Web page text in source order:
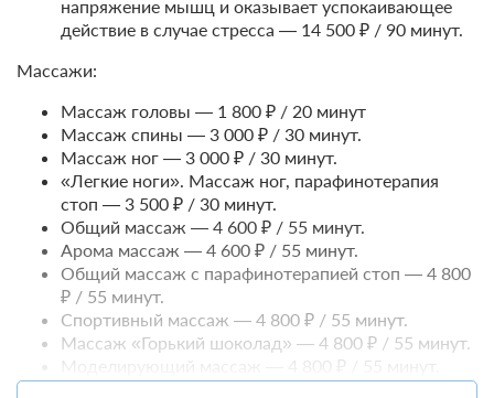
2 гостя
Моментальное подтверждение
В стоимость входит:
Тариф Стандартный 2026, Включен завтрак "шведский
стол"
Бесплатная отмена до 20 августа 2026 23:59; При отмене
после 21 августа 2026 00:00 оплата не возвращается
Требуется внесение предоплаты в течение 2 часов.
Сумма предоплаты составляет 35000 руб.
35 000 Забронировать
напряжение мышц и оказывает успокаивающее
действие в случае стресса — 14 500 ₽ / 90 минут.
Массажи:
Массаж головы — 1 800 ₽ / 20 минут
Массаж спины — 3 000 ₽ / 30 минут.
Массаж ног — 3 000 ₽ / 30 минут.
«Легкие ноги». Массаж ног, парафинотерапия
стоп — 3 500 ₽ / 30 минут.
Общий массаж — 4 600 ₽ / 55 минут.
Арома массаж — 4 600 ₽ / 55 минут.
Общий массаж с парафинотерапией стоп — 4 800
₽ / 55 минут.
Спортивный массаж — 4 800 ₽ / 55 минут.
Массаж «Горький шоколад» — 4 800 ₽ / 55 минут.
Моделирующий массаж — 4 800 ₽ / 55 минут.